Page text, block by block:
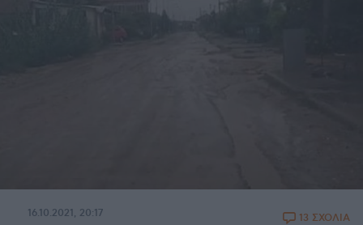
16.10.2021, 20:17 13 ΣΧΟΛΙΑ